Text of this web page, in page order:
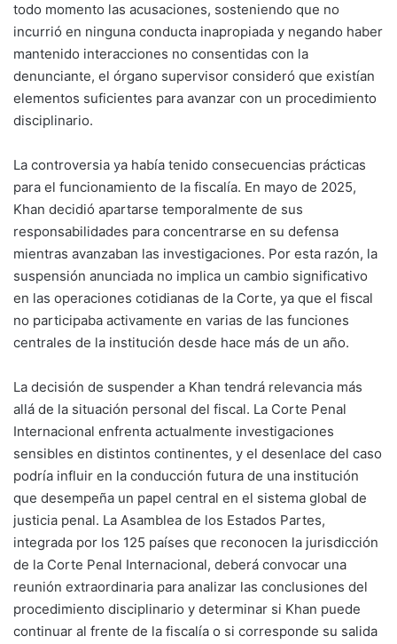
todo momento las acusaciones, sosteniendo que no
incurrió en ninguna conducta inapropiada y negando haber
mantenido interacciones no consentidas con la
denunciante, el órgano supervisor consideró que existían
elementos suficientes para avanzar con un procedimiento
disciplinario.
La controversia ya había tenido consecuencias prácticas
para el funcionamiento de la fiscalía. En mayo de 2025,
Khan decidió apartarse temporalmente de sus
responsabilidades para concentrarse en su defensa
mientras avanzaban las investigaciones. Por esta razón, la
suspensión anunciada no implica un cambio significativo
en las operaciones cotidianas de la Corte, ya que el fiscal
no participaba activamente en varias de las funciones
centrales de la institución desde hace más de un año.
La decisión de suspender a Khan tendrá relevancia más
allá de la situación personal del fiscal. La Corte Penal
Internacional enfrenta actualmente investigaciones
sensibles en distintos continentes, y el desenlace del caso
podría influir en la conducción futura de una institución
que desempeña un papel central en el sistema global de
justicia penal. La Asamblea de los Estados Partes,
integrada por los 125 países que reconocen la jurisdicción
de la Corte Penal Internacional, deberá convocar una
reunión extraordinaria para analizar las conclusiones del
procedimiento disciplinario y determinar si Khan puede
continuar al frente de la fiscalía o si corresponde su salida